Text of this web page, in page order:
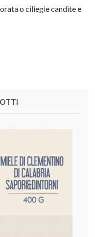
o ciliegie candite e